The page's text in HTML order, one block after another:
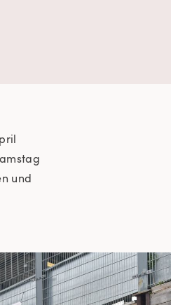
und